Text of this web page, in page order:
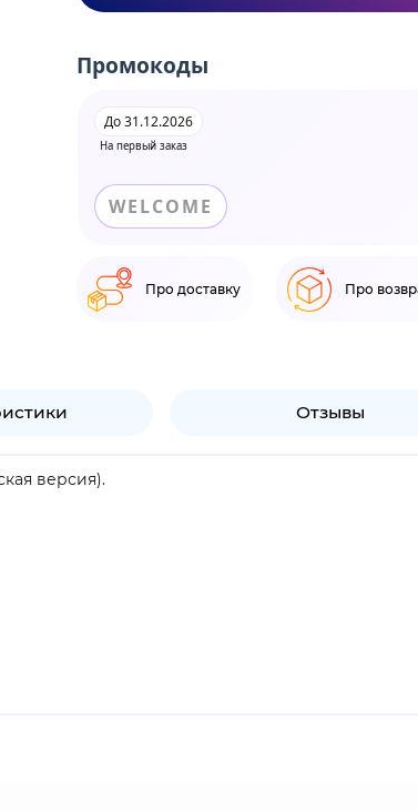
Промокоды
На первый заказ
До 31.12.2026
WELCOME
Про доставку Про
Отзывы
версия).